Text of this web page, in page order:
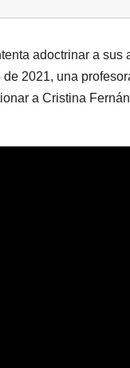
adoctrinar a
2021, una
a Cristina
Messi